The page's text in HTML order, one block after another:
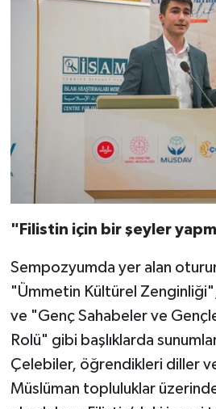
"Filistin için bir şeyler
Sempozyumda yer alan
"Ümmetin Kültürel
ve "Genç Sahabeler ve
Rolü" gibi başlıklarda
Çelebiler, öğrendikleri diller ve
Müslüman topluluklar
Osmaniye Müftülüğü
Rize Müftülüğü
Sakarya Müftülüğü
Samsun Müftülüğü
Siirt Müftülüğü
Sinop Müftülüğü
Sivas Müftülüğü
Şanlıurfa Müftülüğü
Şırnak Müftülüğü